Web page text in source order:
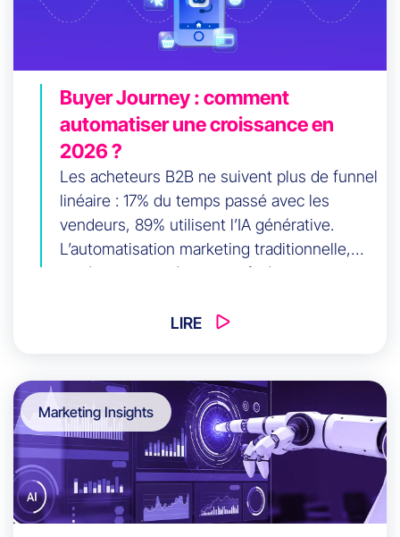
Buyer Journey : comment
automatiser une croissance en
2026 ?
Les acheteurs B2B ne suivent plus de funnel
linéaire : 17% du temps passé avec les
vendeurs, 89% utilisent l’IA générative.
L’automatisation marketing traditionnelle,
basée sur des séquences figées, devient
architecture en 5 couches (data,
non linéaires. Découvrez comment passer
des campagnes statiques à l’orchestration
adaptative, et aligner marketing, ventes et
revenus.
LIRE
Marketing Insights